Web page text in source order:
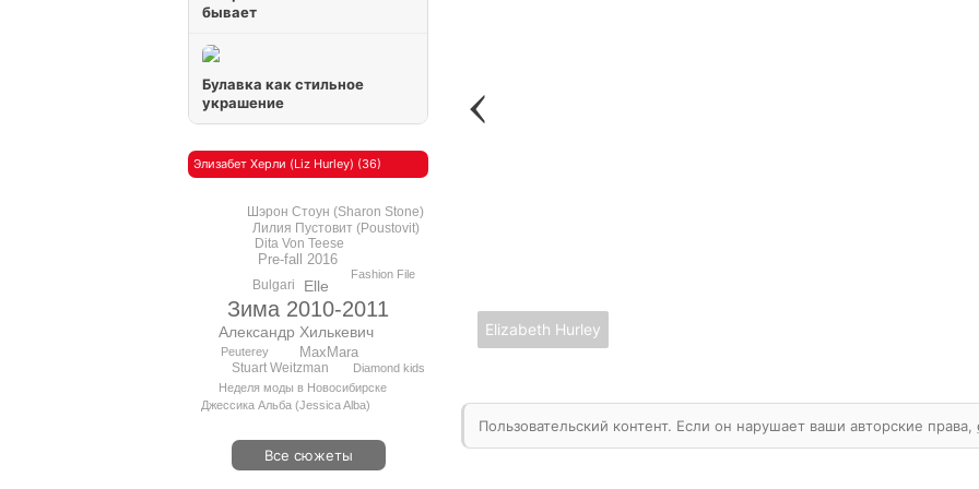
бывает
Булавка как стильное
украшение
Элизабет Херли (Liz Hurley) (36)
Зима 2010-2011
Александр Хилькевич
Elle
Pre-fall 2016
MaxMara
Dita Von Teese
Stuart Weitzman
Bulgari
Лилия Пустовит (Poustovit)
Шэрон Стоун (Sharon Stone)
Неделя моды в Новосибирске
Джессика Альба (Jessica Alba)
Fashion File
Diamond kids
Peuterey
Все сюжеты
Elizabeth Hurley
Пользовательский контент. Если он нарушает ваши авторские права,